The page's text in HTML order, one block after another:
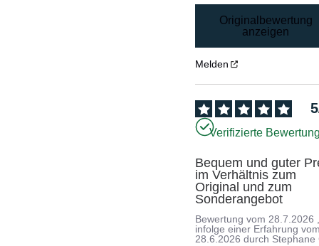
Originalbewertung
anzeigen
Melden
5
Verifizierte
Bequem und guter
im Verhältnis zum
Original und zum
Sonderangebot
Bewertung vom28.7.2026
infolge einer Erfahrung
28.6.2026 durch Stephane